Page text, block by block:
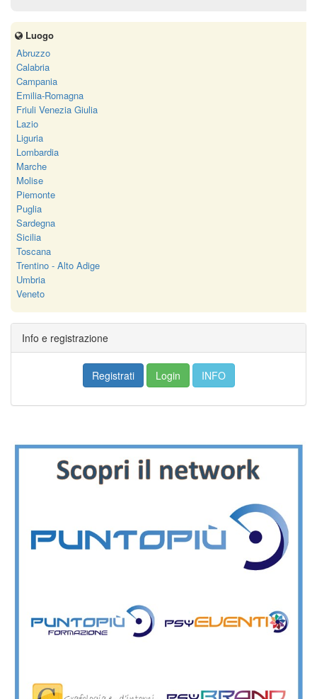
Luogo
Abruzzo
Calabria
Campania
Emilia-Romagna
Friuli Venezia Giulia
Lazio
Liguria
Lombardia
Marche
Molise
Piemonte
Puglia
Sardegna
Sicilia
Toscana
Trentino - Alto Adige
Umbria
Veneto
Info e registrazione
Registrati Login INFO